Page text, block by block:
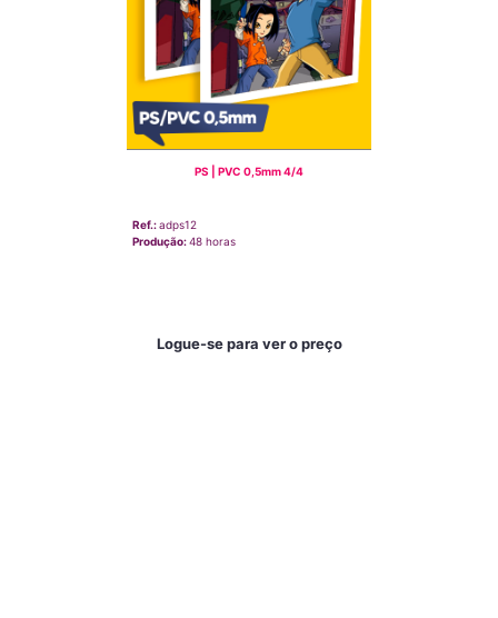
PS | PVC 0,5mm 4/4
Ref.:adps12
Produção:48 horas
Logue-se para ver o preço